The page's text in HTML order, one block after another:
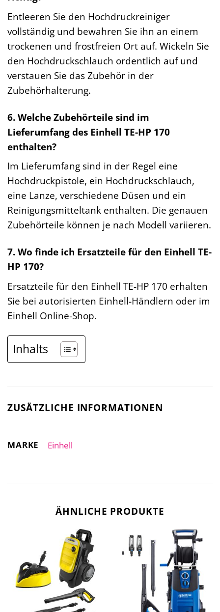
Entleeren Sie den Hochdruckreiniger
vollständig und bewahren Sie ihn an einem
trockenen und frostfreien Ort auf. Wickeln Sie
den Hochdruckschlauch ordentlich auf und
verstauen Sie das Zubehör in der
Zubehörhalterung.
6. Welche Zubehörteile sind im
Lieferumfang des Einhell TE-HP 170
enthalten?
Im Lieferumfang sind in der Regel eine
Hochdruckpistole, ein Hochdruckschlauch,
eine Lanze, verschiedene Düsen und ein
Reinigungsmitteltank enthalten. Die genauen
Zubehörteile können je nach Modell variieren.
7. Wo finde ich Ersatzteile für den Einhell TE-
HP 170?
Ersatzteile für den Einhell TE-HP 170 erhalten
Sie bei autorisierten Einhell-Händlern oder im
Einhell Online-Shop.
Inhalts
ZUSÄTZLICHE INFORMATIONEN
MARKE Einhell
ÄHNLICHE PRODUKTE